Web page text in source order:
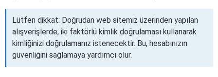
Lütfen dikkat: Doğrudan web sitemiz üzerinden yapılan
alışverişlerde, iki faktörlü kimlik doğrulaması kullanarak
kimliğinizi doğrulamanız istenecektir. Bu, hesabınızın
güvenliğini sağlamaya yardımcı olur.